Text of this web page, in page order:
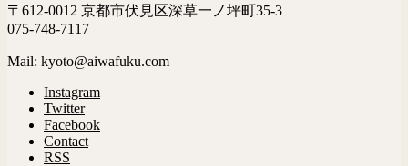
〒612-0012 京都市伏見区深草一ノ坪町35-3
075-748-7117
Mail: kyoto@aiwafuku.com
Instagram
Twitter
Facebook
Contact
RSS